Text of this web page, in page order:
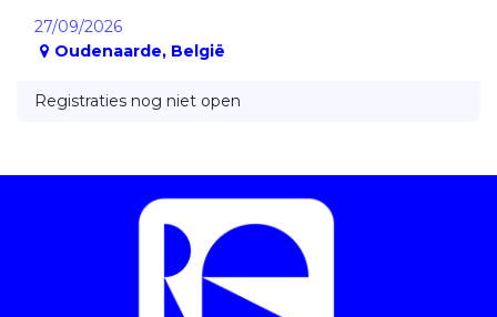
27/09/2026
Oudenaarde, België
Registraties nog niet open